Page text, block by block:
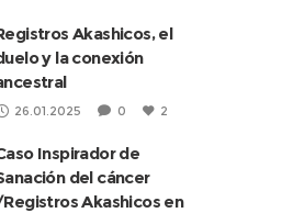
Akashicos, el
y la conexión
26.01.2025 0 2
Inspirador de
del cáncer
Akashicos en